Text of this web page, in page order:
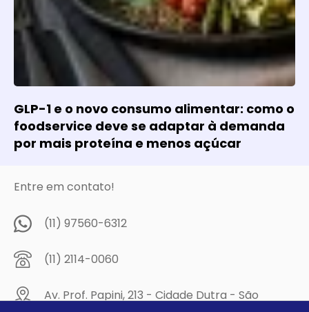
GLP-1 e o novo consumo alimentar: como o
foodservice deve se adaptar à demanda
por mais proteína e menos açúcar
Entre em contato!
(11) 97560-6312
(11) 2114-0060
Av. Prof. Papini, 213 - Cidade Dutra - São